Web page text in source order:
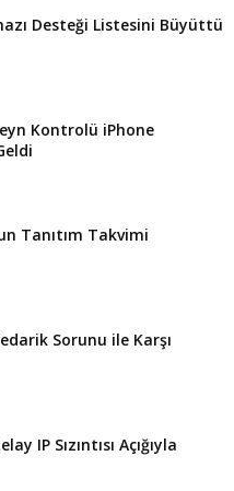
Desteği Listesini Büyüttü
Kontrolü iPhone
Tanıtım Takvimi
Sorunu ile Karşı
IP Sızıntısı Açığıyla